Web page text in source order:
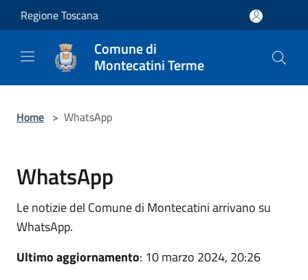
Salta al contenuto principale
Regione Toscana
Comune di
Montecatini Terme
Home > WhatsApp
WhatsApp
Le notizie del Comune di Montecatini arrivano su
WhatsApp.
Ultimo aggiornamento: 10 marzo 2024, 20:26